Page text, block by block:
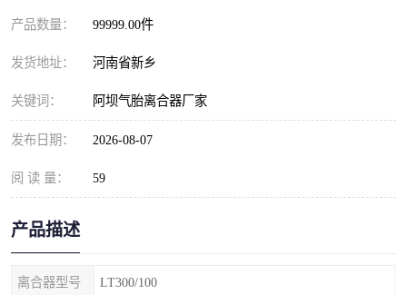
产品数量： 99999.00件
发货地址： 河南省新乡
关键词： 阿坝气胎离合器厂家
发布日期： 2026-08-07
阅 读 量： 59
产品描述
离合器型号 LT300/100